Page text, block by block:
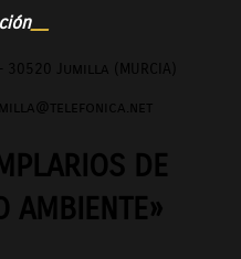
Jumilla (MURCIA)
DE
AMBIENTE»